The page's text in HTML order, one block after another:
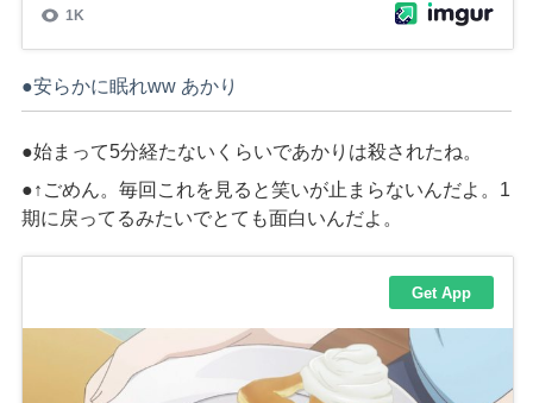
●安らかに眠れww あかり
●始まって5分経たないくらいであかりは殺されたね。
●↑ごめん。毎回これを見ると笑いが止まらないんだよ。 1
期に戻ってるみたいでとても面白いんだよ。